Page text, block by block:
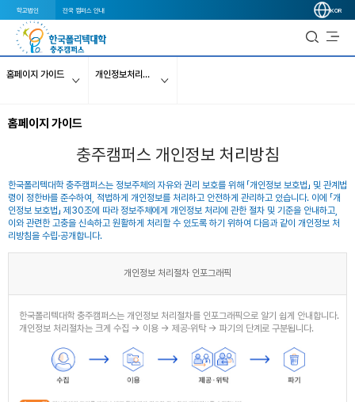
학교법인 전국 캠퍼스 안내 KOR
홈페이지 가이드 개인정보처리방침
홈페이지 가이드
충주캠퍼스 개인정보 처리방침
한국폴리텍대학 충주캠퍼스는 정보주체의 자유와 권리 보호를 위해 「개인정보 보호법」 및 관계법
령이 정한바를 준수하여, 적법하게 개인정보를 처리하고 안전하게 관리하고 있습니다. 이에 「개
인정보 보호법」 제30조에 따라 정보주체에게 개인정보 처리에 관한 절차 및 기준을 안내하고,
이와 관련한 고충을 신속하고 원활하게 처리할 수 있도록 하기 위하여 다음과 같이 개인정보 처
리방침을 수립·공개합니다.
개인정보 처리절차 인포그래픽
한국폴리텍대학 충주캠퍼스는 개인정보 처리절차를 인포그래픽으로 알기 쉽게 안내합니다.
개인정보 처리절차는 크게 수집 → 이용 → 제공·위탁 → 파기의 단계로 구분됩니다.